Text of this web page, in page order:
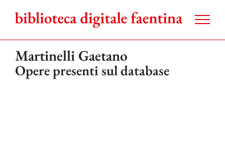
contenuto
Martinelli Gaetano
Opere presenti sul database